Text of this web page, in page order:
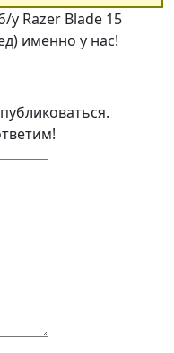
у Razer Blade 15
именно у нас!